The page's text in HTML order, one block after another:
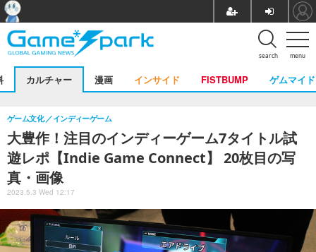
menu
search
カルチャー 漫画 インサイド FISTBUMP ゲムマイド
大豊作！注目のインディーゲーム7タイトル試
遊レポ【Indie Game Connect】 20枚目の写
真・画像
ゲーム文化 インディーゲーム
2023.5.3 Wed 12:17